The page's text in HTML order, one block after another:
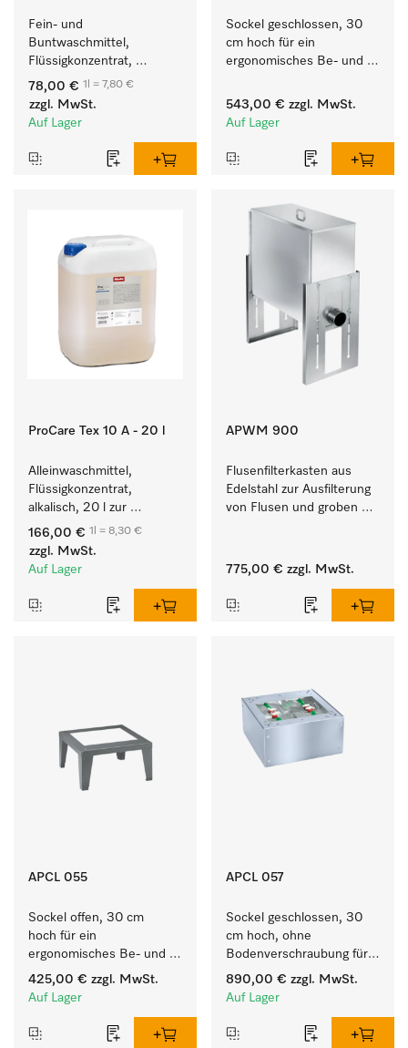
Fein- und
Buntwaschmittel,
Flüssigkonzentrat,
mildalkalisch, 10 l zur
Reinigung von
Buntwäsche und
78,00 € 1l = 7,80 €
zzgl. MwSt.
Auf Lager
Sockel geschlossen, 30
cm hoch für ein
ergonomisches Be- und
Waschmaschine und
Trockner.
543,00 € zzgl. MwSt.
Auf Lager
ProCare Tex 10 A - 20 l
Alleinwaschmittel,
Flüssigkonzentrat,
alkalisch, 20 l zur
Reinigung weißer Textilien
und farbechter
Buntwäsche.
166,00 € 1l = 8,30 €
zzgl. MwSt.
Auf Lager
APWM 900
Flusenfilterkasten aus
Edelstahl zur Ausfilterung
von Flusen und groben
775,00 € zzgl. MwSt.
APCL 055
Sockel offen, 30 cm
hoch für ein
ergonomisches Be- und
Entladen von
Waschmaschine und
425,00 € zzgl. MwSt.
Auf Lager
APCL 057
Sockel geschlossen, 30
cm hoch, ohne
Bodenverschraubung für
ein ergonomisches Be-
und Entladen von
Trockner.
890,00 € zzgl. MwSt.
Auf Lager